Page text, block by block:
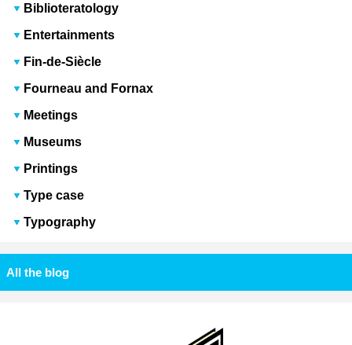
Biblioteratology
Entertainments
Fin-de-Siècle
Fourneau and Fornax
Meetings
Museums
Printings
Type case
Typography
All the blog